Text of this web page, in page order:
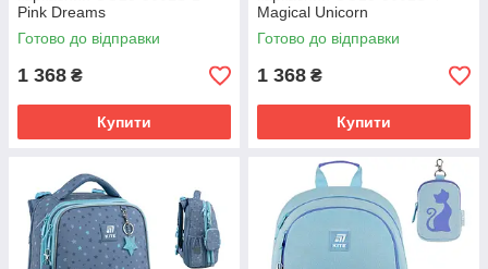
Pink Dreams
Готово до відправки
1 368 ₴
Купити
Magical Unicorn
Готово до відправки
1 368 ₴
Купити